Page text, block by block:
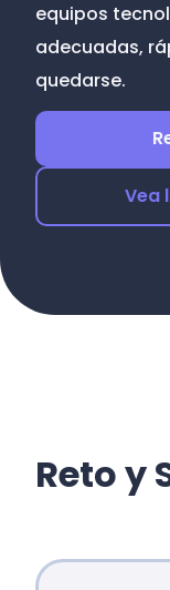
equipos
adecuadas,
quedarse.
Vea
Reto y